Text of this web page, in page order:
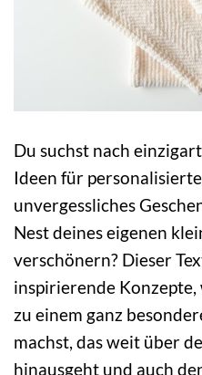
Du suchst nach
Ideen für
unvergessliches
Nest deines eigenen
verschönern? Dieser
inspirierende
zu einem ganz
machst, das weit über
hinausgeht und auch